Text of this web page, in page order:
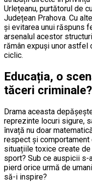
Urlețeanu, purtătorul de
Județean Prahova. Cu
și evitarea unui răspuns
arsenalul acestor
rămân expuși unor
ciclic.
Educația, o
tăceri criminale?
Drama aceasta
reprezinte locuri sigure,
învață nu doar
respect și
situațiile toxice create
sport? Sub ce auspicii
pierd orice urmă de
să-i inspire?